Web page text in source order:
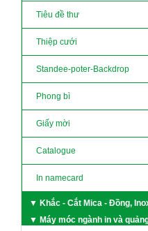
Tiêu đề thư
Thiệp cưới
Standee-poter-Backdrop
Phong bì
Giấy mời
Catalogue
In namecard
▼ Khắc - Cắt Mica - Đồng,
▼ Máy móc ngành in và